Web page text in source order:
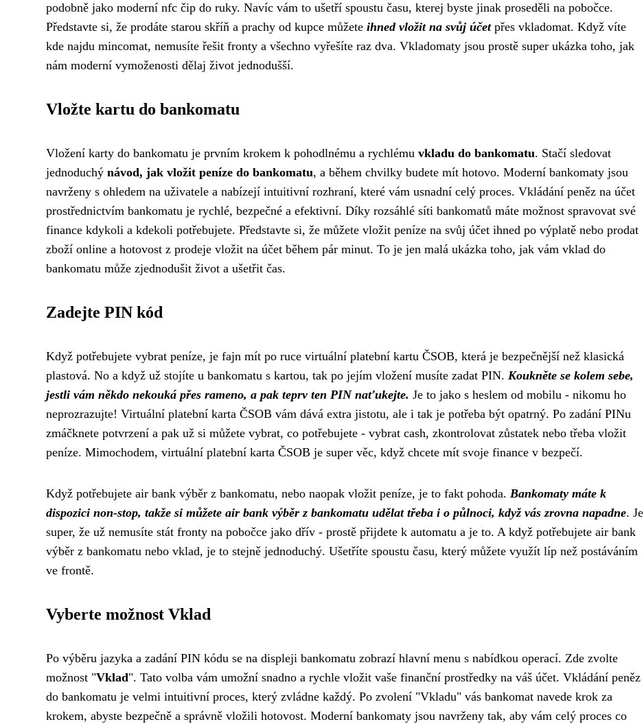
podobně jako moderní nfc čip do ruky. Navíc vám to ušetří spoustu času, kterej byste jinak proseděli na pobočce.
Představte si, že prodáte starou skříň a prachy od kupce můžete ihned vložit na svůj účetpřes vkladomat. Když víte
kde najdu mincomat, nemusíte řešit fronty a všechno vyřešíte raz dva. Vkladomaty jsou prostě super ukázka toho, jak
nám moderní vymoženosti dělaj život jednodušší.
Vložte kartu do bankomatu
Vložení karty do bankomatu je prvním krokem k pohodlnému a rychlému vkladu do bankomatu. Stačí sledovat
jednoduchý návod, jak vložit peníze do bankomatu, a během chvilky budete mít hotovo. Moderní bankomaty jsou
navrženy s ohledem na uživatele a nabízejí intuitivní rozhraní, které vám usnadní celý proces. Vkládání peněz na účet
prostřednictvím bankomatu je rychlé, bezpečné a efektivní. Díky rozsáhlé síti bankomatů máte možnost spravovat své
finance kdykoli a kdekoli potřebujete. Představte si, že můžete vložit peníze na svůj účet ihned po výplatě nebo prodat
zboží online a hotovost z prodeje vložit na účet během pár minut. To je jen malá ukázka toho, jak vám vklad do
bankomatu může zjednodušit život a ušetřit čas.
Zadejte PIN kód
Když potřebujete vybrat peníze, je fajn mít po ruce virtuální platební kartu ČSOB, která je bezpečnější než klasická
plastová. No a když už stojíte u bankomatu s kartou, tak po jejím vložení musíte zadat PIN. Koukněte se kolem sebe,
jestli vám někdo nekouká přes rameno, a pak teprv ten PIN naťukejte. Je to jako s heslem od mobilu - nikomu ho
neprozrazujte! Virtuální platební karta ČSOB vám dává extra jistotu, ale i tak je potřeba být opatrný. Po zadání PINu
zmáčknete potvrzení a pak už si můžete vybrat, co potřebujete - vybrat cash, zkontrolovat zůstatek nebo třeba vložit
peníze. Mimochodem, virtuální platební karta ČSOB je super věc, když chcete mít svoje finance v bezpečí.
Když potřebujete air bank výběr z bankomatu, nebo naopak vložit peníze, je to fakt pohoda. Bankomaty máte k
dispozici non-stop, takže si můžete air bank výběr z bankomatu udělat třeba i o půlnoci, když vás zrovna napadne. Je
super, že už nemusíte stát fronty na pobočce jako dřív - prostě přijdete k automatu a je to. A když potřebujete air bank
výběr z bankomatu nebo vklad, je to stejně jednoduchý. Ušetříte spoustu času, který můžete využít líp než postáváním
ve frontě.
Vyberte možnost Vklad
Po výběru jazyka a zadání PIN kódu se na displeji bankomatu zobrazí hlavní menu s nabídkou operací. Zde zvolte
možnost "Vklad". Tato volba vám umožní snadno a rychle vložit vaše finanční prostředky na váš účet. Vkládání peněz
do bankomatu je velmi intuitivní proces, který zvládne každý. Po zvolení "Vkladu" vás bankomat navede krok za
krokem, abyste bezpečně a správně vložili hotovost. Moderní bankomaty jsou navrženy tak, aby vám celý proces co